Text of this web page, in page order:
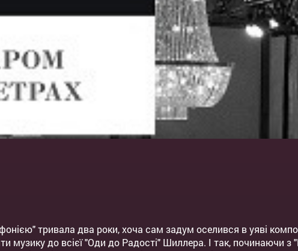
тривала два роки, хоча сам задум оселився в уяві
музику до всієї "Оди до Радості" Шиллера. І так, починаючи